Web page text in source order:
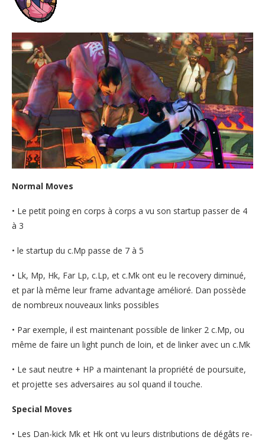
Normal Moves
• Le petit poing en corps à corps a vu son startup passer de 4
à 3
• le startup du c.Mp passe de 7 à 5
• Lk, Mp, Hk, Far Lp, c.Lp, et c.Mk ont eu le recovery diminué,
et par là même leur frame advantage amélioré. Dan possède
de nombreux nouveaux links possibles
• Par exemple, il est maintenant possible de linker 2 c.Mp, ou
même de faire un light punch de loin, et de linker avec un c.Mk
• Le saut neutre + HP a maintenant la propriété de poursuite,
et projette ses adversaires au sol quand il touche.
Special Moves
• Les Dan-kick Mk et Hk ont vu leurs distributions de dégâts re-